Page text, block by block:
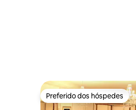
Preferido dos hóspedes
Preferido dos hóspedes